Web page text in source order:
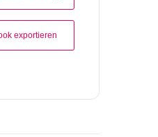
exportieren